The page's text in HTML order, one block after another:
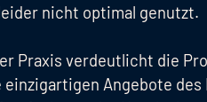
nicht optimal genutzt.
Praxis verdeutlicht die
einzigartigen Angebote